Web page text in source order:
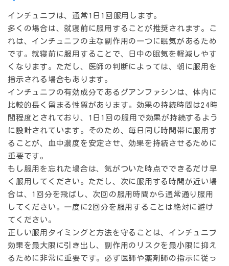
インチュニブは、通常 1日1回 服用します。
多くの場合は、就寝前 に服用することが推奨されます。こ
れは、インチュニブの主な副作用の一つに眠気があるため
です。就寝前に服用することで、日中の眠気を軽減しやす
くなります。ただし、医師の判断によっては、朝に服用を
指示される場合もあります。
インチュニブの有効成分であるグアンファシンは、体内に
比較的長く留まる性質があります。効果の持続時間は24時
間程度 とされており、1日1回の服用で効果が持続するよう
に設計されています。そのため、毎日同じ時間帯に服用す
ることが、血中濃度を安定させ、効果を持続させるために
重要です。
もし服用を忘れた場合は、気がついた時点でできるだけ早
く服用してください。ただし、次に服用する時間が近い場
合は、1回分を飛ばし、次回の服用時間から通常通り服用
してください。一度に2回分を服用することは絶対に避け
てください。
正しい服用タイミングと方法を守ることは、 インチュニブ
効果 を最大限に引き出し、副作用のリスクを最小限に抑え
るために非常に重要です。必ず医師や薬剤師の指示に従っ